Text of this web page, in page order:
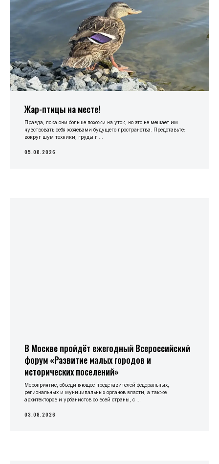
Жар-птицы на месте!
Правда, пока они больше похожи на уток, но это не мешает им
чувствовать себя хозяевами будущего пространства. Представьте:
вокруг шум техники, груды г ...
05.08.2026
В Москве пройдёт ежегодный Всероссийский
форум «Развитие малых городов и
исторических поселений»
Мероприятие, объединяющее представителей федеральных,
региональных и муниципальных органов власти, а также
архитекторов и урбанистов со всей страны, с ...
03.08.2026